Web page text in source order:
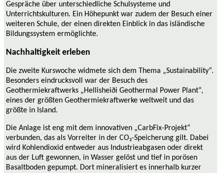
Gespräche über unterschiedliche Schulsysteme und
Unterrichtskulturen. Ein Höhepunkt war zudem der Besuch einer
weiteren Schule, der einen direkten Einblick in das isländische
Bildungssystem ermöglichte.
Nachhaltigkeit erleben
Die zweite Kurswoche widmete sich dem Thema „Sustainability“.
Besonders eindrucksvoll war der Besuch des
Geothermiekraftwerks „Hellisheiði Geothermal Power Plant“,
eines der größten Geothermiekraftwerke weltweit und das
größte in Island.
Die Anlage ist eng mit dem innovativen „CarbFix-Projekt“
verbunden, das als Vorreiter in der CO₂-Speicherung gilt. Dabei
wird Kohlendioxid entweder aus Industrieabgasen oder direkt
aus der Luft gewonnen, in Wasser gelöst und tief in porösen
Basaltboden gepumpt. Dort mineralisiert es innerhalb kurzer